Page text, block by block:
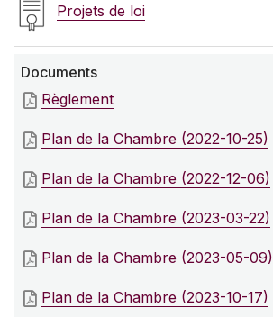
Projets de loi
Documents
Règlement
Plan de la Chambre (2022-10-25)
Plan de la Chambre (2022-12-06)
Plan de la Chambre (2023-03-22)
Plan de la Chambre (2023-05-09)
Plan de la Chambre (2023-10-17)